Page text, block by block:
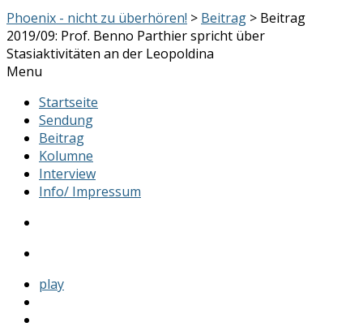
Phoenix - nicht zu überhören! > Beitrag > Beitrag
2019/09: Prof. Benno Parthier spricht über
Stasiaktivitäten an der Leopoldina
Menu
Startseite
Sendung
Beitrag
Kolumne
Interview
Info/ Impressum
play